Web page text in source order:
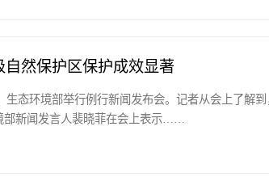
自然保护区保护成效显著
生态环境部举行例行新闻发布会。记者从会上了解
新闻发言人裴晓菲在会上表示……